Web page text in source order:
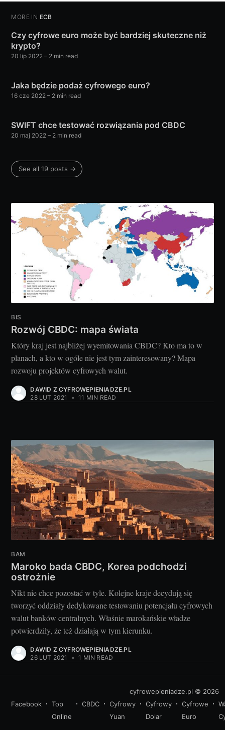
MORE IN ECB
Czy cyfrowe euro może być bardziej skuteczne niż
krypto?
20 lip 2022 – 2 min read
Jaka będzie podaż cyfrowego euro?
16 cze 2022 – 2 min read
SWIFT chce testować rozwiązania pod CBDC
20 maj 2022 – 2 min read
See all 19 posts →
BIS
Rozwój CBDC: mapa świata
Który kraj jest najbliżej wyemitowania CBDC? Kto ma to w
planach, a kto w ogóle nie jest tym zainteresowany? Mapa
rozwoju projektów cyfrowych walut.
DAWID Z CYFROWEPIENIADZE.PL
28 LUT 2021
• 11 MIN READ
BAM
Maroko bada CBDC, Korea podchodzi
ostrożnie
Nikt nie chce pozostać w tyle. Kolejne kraje decydują się
tworzyć oddziały dedykowane testowaniu potencjału cyfrowych
walut banków centralnych. Właśnie marokańskie władze
potwierdziły, że też działają w tym kierunku.
DAWID Z CYFROWEPIENIADZE.PL
26 LUT 2021
• 1 MIN READ
cyfrowepieniadze.pl © 2026
Facebook
Top
Online
CBDC
Cyfrowy
Yuan
Cyfrowy
Dolar
Cyfrowe
Euro